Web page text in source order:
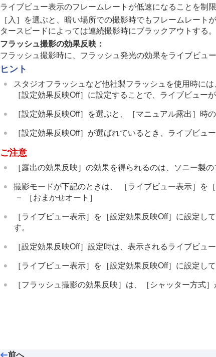
画質や記録形式を設定する
タッチ機能を使う
シャッターの設定
ズームする
フラッシュを使う
レンズ補正（静止画/動画）
ノイズリダクション
撮影中の画面表示を設定する
オートレビュー
（静止画）
グリッドラインの種類（静止画/動
ライブビュー表示設定
絞りプレビュー
ブライトモニタリング
マーカー表示（静止画）
マーカー表示（動画）
ガンマ表示アシスト方式
ライブビュー表示のフレームレートが低速になることを制
［入］
を選ぶと、暗い場所での撮影時でもフレームレート
タースピードによっては連続撮影時にブラックアウトする。
フラッシュ撮影の効果反映 ：
フラッシュ撮影時に、フラッシュ発光の効果をライブビュ
ヒント
スタジオフラッシュなど他社製フラッシュを使用時に
［設定効果反映Off］ に設定することで、ライブビュー
［設定効果反映Off］ を選ぶと、 ［マニュアル露出］ 時
［設定効果反映Off］ が選ばれているとき、ライブビュ
ご注意
［露出の効果反映］の効果を得られるのは、ソニー製の
撮影モードが下記のときは、 ［ライブビュー表示］ を
［おまかせオート］
［ライブビュー表示］ を ［設定効果反映Off］ に設定し
す。
［設定効果反映Off］設定時は、表示されるライブビュ
［ライブビュー表示］ を ［設定効果反映Off］ に設定し
［フラッシュ撮影の効果反映］ は、 ［シャッター方式］
前へ